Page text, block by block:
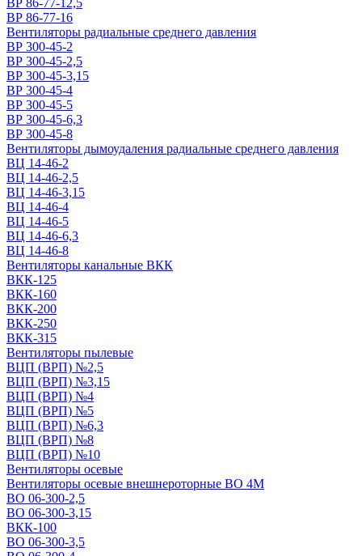
ВР 86-77-12,5
ВР 86-77-16
Вентиляторы радиальные среднего давления
ВР 300-45-2
ВР 300-45-2,5
ВР 300-45-3,15
ВР 300-45-4
ВР 300-45-5
ВР 300-45-6,3
ВР 300-45-8
Вентиляторы дымоудаления радиальные среднего давления
ВЦ 14-46-2
ВЦ 14-46-2,5
ВЦ 14-46-3,15
ВЦ 14-46-4
ВЦ 14-46-5
ВЦ 14-46-6,3
ВЦ 14-46-8
Вентиляторы канальные ВКК
ВКК-125
ВКК-160
ВКК-200
ВКК-250
ВКК-315
Вентиляторы пылевые
ВЦП (ВРП) №2,5
ВЦП (ВРП) №3,15
ВЦП (ВРП) №4
ВЦП (ВРП) №5
ВЦП (ВРП) №6,3
ВЦП (ВРП) №8
ВЦП (ВРП) №10
Вентиляторы осевые
Вентиляторы осевые внешнероторные ВО 4М
ВО 06-300-2,5
ВО 06-300-3,15
ВКК-100
ВО 06-300-3,5